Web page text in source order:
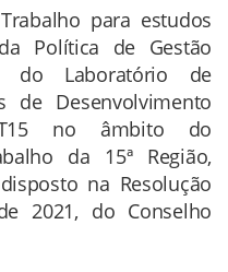
para estudos
Política de Gestão
do Laboratório de
de Desenvolvimento
no âmbito do
da 15ª Região,
na Resolução
2021, do Conselho